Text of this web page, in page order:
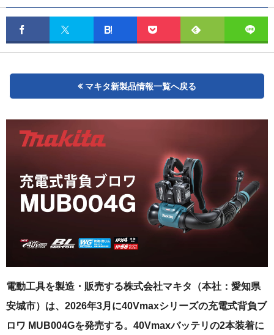
マキタ新製品情報一覧へ戻る
電動工具を製造・販売する株式会社マキタ（本社：愛知県
安城市）は、2026年3月に40Vmaxシリーズの充電式背負ブ
ロワ MUB004Gを発売する。40Vmaxバッテリの2本装着に